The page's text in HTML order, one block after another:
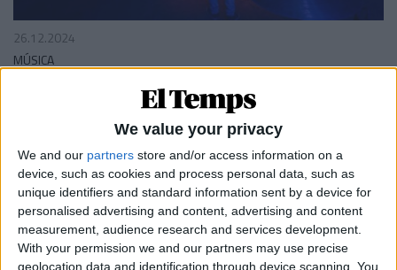
We value your privacy
We and our partners store and/or access information on a
device, such as cookies and process personal data, such as
unique identifiers and standard information sent by a device for
personalised advertising and content, advertising and content
measurement, audience research and services development.
With your permission we and our partners may use precise
geolocation data and identification through device scanning. You
26.12.2024
MÚSICA
Un Festivern per reivindicar l'escena
Entre la potència dels grups catalans i el comiat
temporal de Xavi Sarrià